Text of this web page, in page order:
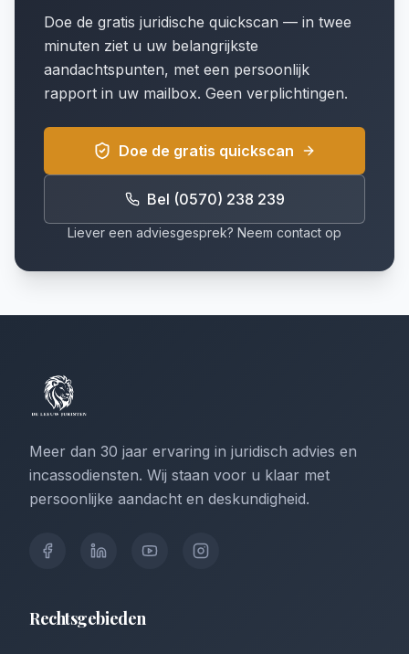
Doe de gratis juridische quickscan — in twee
minuten ziet u uw belangrijkste
aandachtspunten, met een persoonlijk
rapport in uw mailbox. Geen verplichtingen.
Doe de gratis quickscan
Bel (0570) 238 239
Liever een adviesgesprek? Neem contact op
Meer dan 30 jaar ervaring in juridisch advies en
incassodiensten. Wij staan voor u klaar met
persoonlijke aandacht en deskundigheid.
Rechtsgebieden